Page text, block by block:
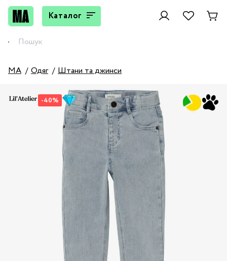
Каталог
MA Одяг Штани та джинси
-40%